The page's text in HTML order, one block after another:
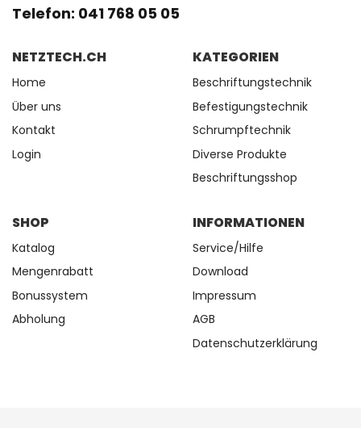
Telefon: 041 768 05 05
NETZTECH.CH
Home
Über uns
Kontakt
Login
KATEGORIEN
Beschriftungstechnik
Befestigungstechnik
Schrumpftechnik
Diverse Produkte
Beschriftungsshop
SHOP
Katalog
Mengenrabatt
Bonussystem
Abholung
INFORMATIONEN
Service/Hilfe
Download
Impressum
AGB
Datenschutzerklärung